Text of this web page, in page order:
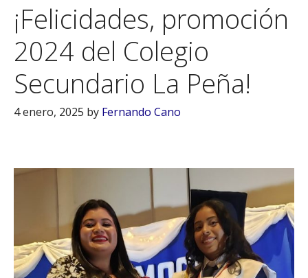
¡Felicidades, promoción
2024 del Colegio
Secundario La Peña!
4 enero, 2025 by Fernando Cano